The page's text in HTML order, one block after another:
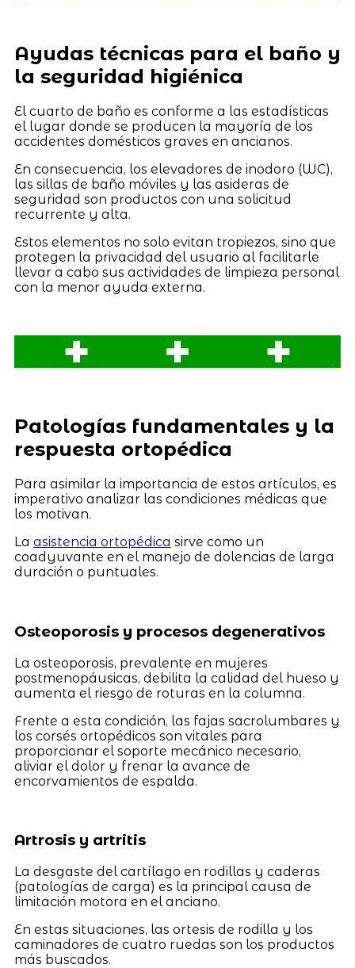
Ayudas técnicas para el baño y
la seguridad higiénica
El cuarto de baño es conforme a las estadísticas
el lugar donde se producen la mayoría de los
accidentes domésticos graves en ancianos.
En consecuencia, los elevadores de inodoro (WC),
las sillas de baño móviles y las asideras de
seguridad son productos con una solicitud
recurrente y alta.
Estos elementos no solo evitan tropiezos, sino que
protegen la privacidad del usuario al facilitarle
llevar a cabo sus actividades de limpieza personal
con la menor ayuda externa.
Patologías fundamentales y la
respuesta ortopédica
Para asimilar la importancia de estos artículos, es
imperativo analizar las condiciones médicas que
los motivan.
La asistencia ortopédica sirve como un
coadyuvante en el manejo de dolencias de larga
duración o puntuales.
Osteoporosis y procesos degenerativos
La osteoporosis, prevalente en mujeres
postmenopáusicas, debilita la calidad del hueso y
aumenta el riesgo de roturas en la columna.
Frente a esta condición, las fajas sacrolumbares y
los corsés ortopédicos son vitales para
proporcionar el soporte mecánico necesario,
aliviar el dolor y frenar la avance de
encorvamientos de espalda.
Artrosis y artritis
La desgaste del cartílago en rodillas y caderas
(patologías de carga) es la principal causa de
limitación motora en el anciano.
En estas situaciones, las ortesis de rodilla y los
caminadores de cuatro ruedas son los productos
más buscados.